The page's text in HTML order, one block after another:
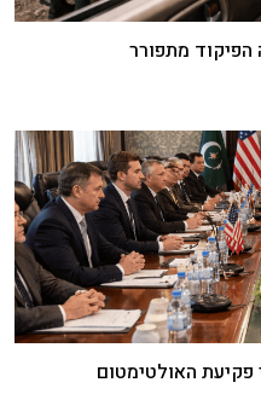
הפיקוד מתפורר
פקיעת האולטימטום